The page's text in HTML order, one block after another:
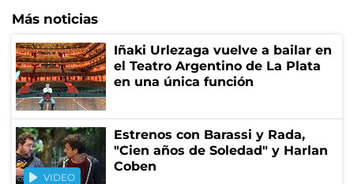
Más noticias
Iñaki Urlezaga vuelve a bailar en
el Teatro Argentino de La Plata
en una única función
VIDEO
Estrenos con Barassi y Rada,
"Cien años de Soledad" y Harlan
Coben